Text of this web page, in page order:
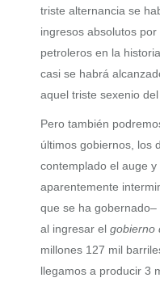
triste alternancia se
ingresos absolutos
petroleros en la
casi se habrá
aquel triste sexenio
Pero también
últimos gobiernos, los
contemplado el auge
aparentemente
que se ha
al ingresar el gobierno
millones 127 mil
llegamos a producir 3